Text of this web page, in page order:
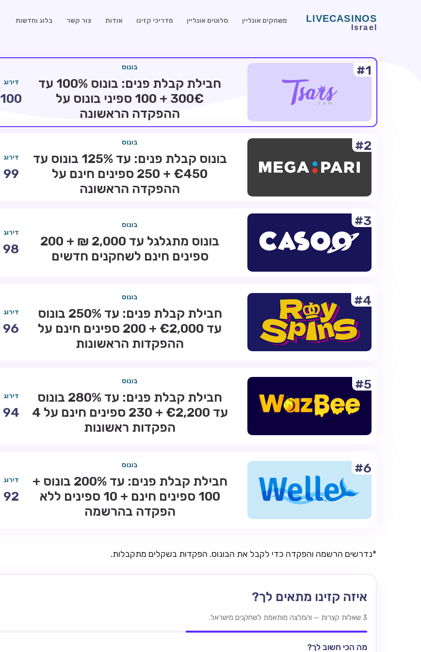
משחקים אונליין סלוטים אונליין מדריכי קזינו אודות צור קשר בלוג וחדשות
#1 בונוס
חבילת קבלת פנים: בונוס 100% עד
300€ + 100 ספיני בונוס על
ההפקדה הראשונה
דירוג
100
#2 בונוס
בונוס קבלת פנים: עד 125% בונוס עד
€450 + 250 ספינים חינם על
ההפקדה הראשונה
דירוג
99
#3 בונוס
בונוס מתגלגל עד 2,000 ₪ + 200
ספינים חינם לשחקנים חדשים
דירוג
98
#4 בונוס
חבילת קבלת פנים: עד 250% בונוס
עד €2,000 + 200 ספינים חינם על
ההפקדות הראשונות
דירוג
96
#5 בונוס
חבילת קבלת פנים: עד 280% בונוס
עד €2,200 + 230 ספינים חינם על 4
הפקדות ראשונות
דירוג
94
#6 בונוס
חבילת קבלת פנים: עד 200% בונוס +
100 ספינים חינם + 10 ספינים ללא
הפקדה בהרשמה
דירוג
92
*נדרשים הרשמה והפקדה כדי לקבל את הבונוס. הפקדות בשקלים מתקבלות.
איזה קזינו מתאים לך?
3 שאלות קצרות — והמלצה מותאמת לשחקנים מישראל.
מה הכי חשוב לך?